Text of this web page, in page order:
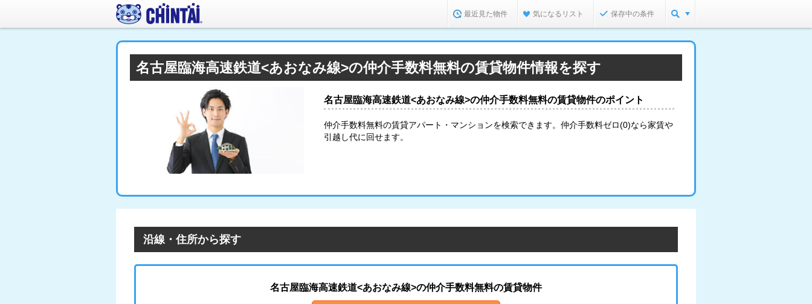
最近見た物件 気になるリスト 保存中の条件
名古屋臨海高速鉄道<あおなみ線>の仲介手数料無料の賃貸物件情報を探す
名古屋臨海高速鉄道<あおなみ線>の仲介手数料無料の賃貸物件のポイント
仲介手数料無料の賃貸アパート・マンションを検索できます。仲介手数料ゼロ(0)なら家賃や
引越し代に回せます。
沿線・住所から探す
名古屋臨海高速鉄道<あおなみ線>の仲介手数料無料の賃貸物件